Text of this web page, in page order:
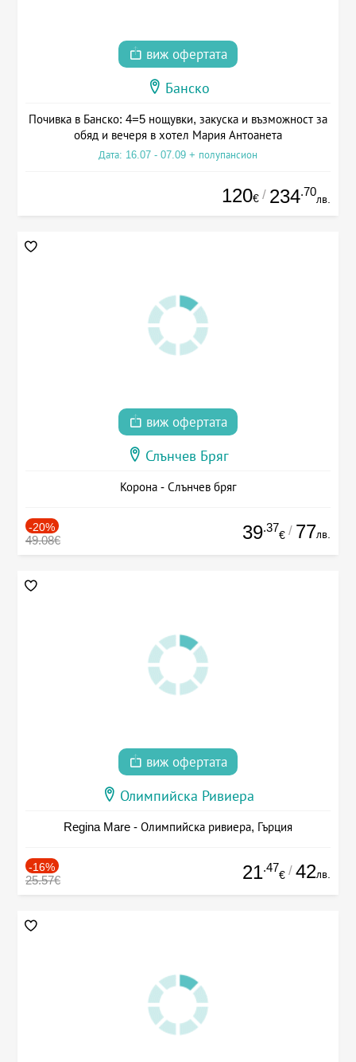
виж офертата
Банско
Почивка в Банско: 4=5 нощувки, закуска и възможност за
обяд и вечеря в хотел Мария Антоанета
Дата: 16.07 - 07.09 + полупансион
120€ / 234.70
лв.
виж офертата
Слънчев Бряг
Корона - Слънчев бряг
-20%
49.08€ 39.37
€ / 77лв.
виж офертата
Олимпийска Ривиера
Regina Mare - Олимпийска ривиера, Гърция
-16%
25.57€ 21.47
€ / 42лв.